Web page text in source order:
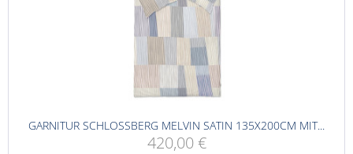
GARNITUR SCHLOSSBERG MELVIN SATIN 135X200CM MIT...
420,00 €